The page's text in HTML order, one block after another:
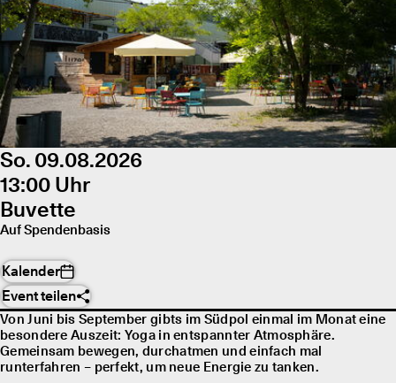
So. 09.08.2026
13:00 Uhr
Buvette
Auf Spendenbasis
Kalender
Event teilen
Von Juni bis September gibts im Südpol einmal im Monat eine
besondere Auszeit: Yoga in entspannter Atmosphäre.
Gemeinsam bewegen, durchatmen und einfach mal
runterfahren – perfekt, um neue Energie zu tanken.